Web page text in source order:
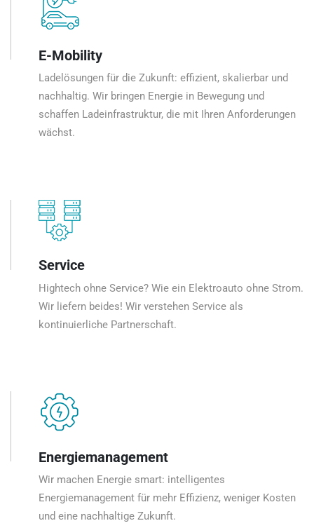
E-Mobility
Ladelösungen für die Zukunft: effizient, skalierbar und
nachhaltig. Wir bringen Energie in Bewegung und
schaffen Ladeinfrastruktur, die mit Ihren Anforderungen
wächst.
Service
Hightech ohne Service? Wie ein Elektroauto ohne Strom.
Wir liefern beides! Wir verstehen Service als
kontinuierliche Partnerschaft.
Energiemanagement
Wir machen Energie smart: intelligentes
Energiemanagement für mehr Effizienz, weniger Kosten
und eine nachhaltige Zukunft.